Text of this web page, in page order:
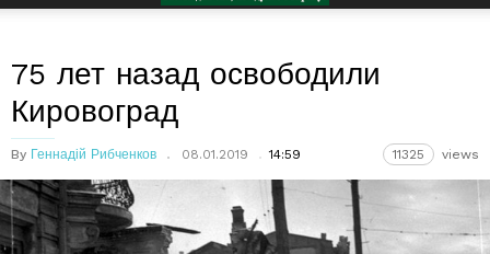
75 лет назад освободили
Кировоград
By Геннадій Рибченков 08.01.2019 14:59 11325 views